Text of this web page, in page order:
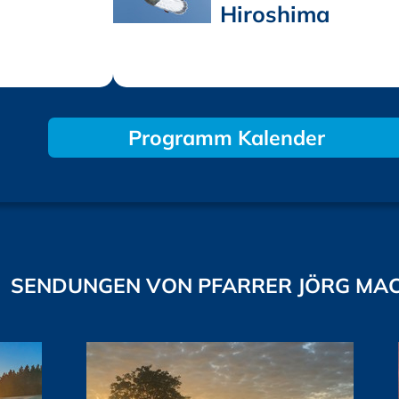
Hiroshima
Programm Kalender
SENDUNGEN VON PFARRER JÖRG